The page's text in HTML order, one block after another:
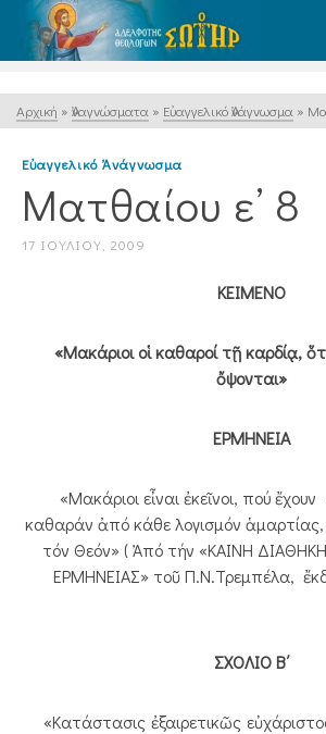
Αρχική » Ἀναγνώσματα » Εὐαγγελικό Ἀνάγνωσμα »
Εὐαγγελικό Ἀνάγνωσμα
Ματθαίου ε’ 8
17 ΙΟΥΛΊΟΥ, 2009
ΚΕΙΜΕΝΟ
«Μακάριοι οἱ καθαροί τῇ καρδίᾳ,
ὄψονται»
ΕΡΜΗΝΕΙΑ
«Μακάριοι εἶναι ἐκεῖνοι, πού
καθαράν ἀπό κάθε λογισμόν ἁμαρτίας,
τόν Θεόν» ( Ἀπό τήν «ΚΑΙΝΗ
ΕΡΜΗΝΕΙΑΣ» τοῦ Π.Ν.Τρεμπέλα,
ΣΧΟΛΙΟ Β΄
«Κατάστασις ἐξαιρετικῶς